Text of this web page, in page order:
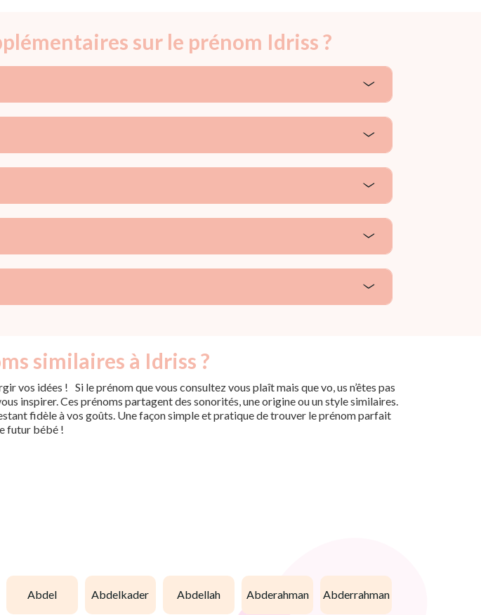
sur le prénom Idriss ?
similaires à Idriss ?
vos idées ! Si le prénom que vous consultez vous plaît mais que vo, us n’êtes pas
inspirer. Ces prénoms partagent des sonorités, une origine ou un style similaires.
fidèle à vos goûts. Une façon simple et pratique de trouver le prénom parfait
futur bébé !
abdel abdelkader abdellah abderahman abderrahman